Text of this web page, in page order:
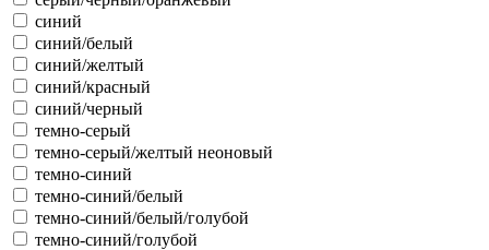
синий
синий/белый
синий/желтый
синий/красный
синий/черный
темно-серый
темно-серый/желтый неоновый
темно-синий
темно-синий/белый
темно-синий/белый/голубой
темно-синий/голубой